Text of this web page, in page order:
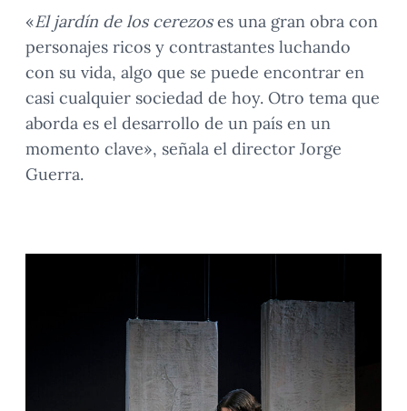
«El jardín de los cerezoses una gran obra con
personajes ricos y contrastantes luchando
con su vida, algo que se puede encontrar en
casi cualquier sociedad de hoy. Otro tema que
aborda es el desarrollo de un país en un
momento clave», señala el director Jorge
Guerra.